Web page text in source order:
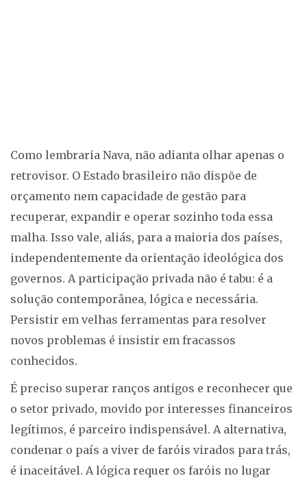
Como lembraria Nava, não adianta olhar apenas o
retrovisor. O Estado brasileiro não dispõe de
orçamento nem capacidade de gestão para
recuperar, expandir e operar sozinho toda essa
malha. Isso vale, aliás, para a maioria dos países,
independentemente da orientação ideológica dos
governos. A participação privada não é tabu: é a
solução contemporânea, lógica e necessária.
Persistir em velhas ferramentas para resolver
novos problemas é insistir em fracassos
conhecidos.
É preciso superar ranços antigos e reconhecer que
o setor privado, movido por interesses financeiros
legítimos, é parceiro indispensável. A alternativa,
condenar o país a viver de faróis virados para trás,
é inaceitável. A lógica requer os faróis no lugar